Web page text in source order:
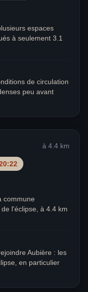
espaces
à seulement 3.1
de circulation
peu avant
à 4.4 km
commune
l'éclipse, à 4.4 km
Aubière : les
en particulier